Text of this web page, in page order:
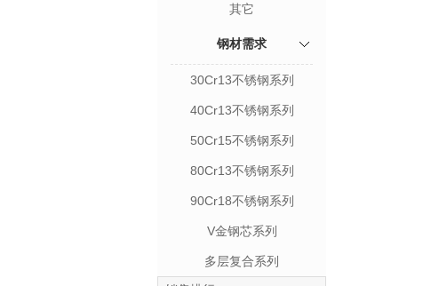
其它
钢材需求
30Cr13不锈钢系列
40Cr13不锈钢系列
50Cr15不锈钢系列
80Cr13不锈钢系列
90Cr18不锈钢系列
V金钢芯系列
多层复合系列